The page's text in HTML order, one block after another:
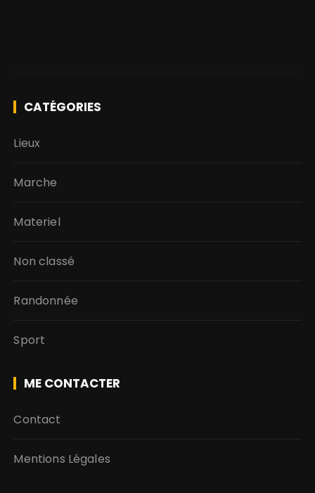
CATÉGORIES
Lieux
Marche
Materiel
Non classé
Randonnée
Sport
ME CONTACTER
Contact
Mentions Légales